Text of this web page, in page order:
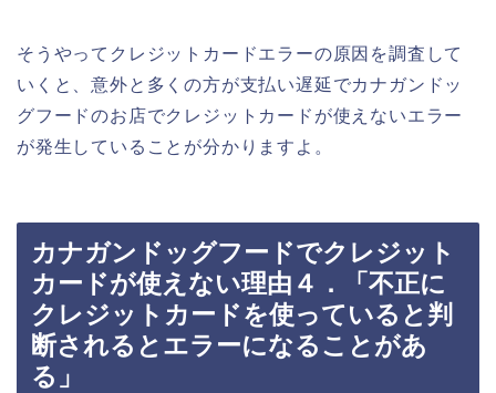
そうやってクレジットカードエラーの原因を調査して
いくと、意外と多くの方が支払い遅延でカナガンドッ
グフードのお店でクレジットカードが使えないエラー
が発生していることが分かりますよ。
カナガンドッグフードでクレジット
カードが使えない理由４．「不正に
クレジットカードを使っていると判
断されるとエラーになることがあ
る」